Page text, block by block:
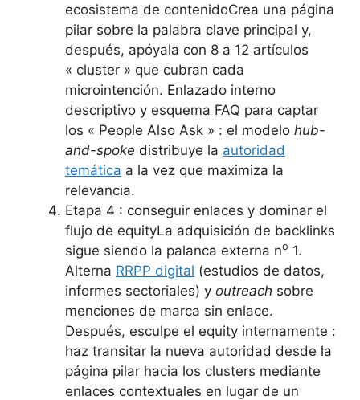
ecosistema de contenidoCrea una página
pilar sobre la palabra clave principal y,
después, apóyala con 8 a 12 artículos
« cluster » que cubran cada
microintención. Enlazado interno
descriptivo y esquema FAQ para captar
los « People Also Ask » : el modelo hub-
and-spoke distribuye la autoridad
temática a la vez que maximiza la
relevancia.
Etapa 4 : conseguir enlaces y dominar el
flujo de equityLa adquisición de backlinks
sigue siendo la palanca externa no 1.
Alterna RRPP digital (estudios de datos,
informes sectoriales) y outreach sobre
menciones de marca sin enlace.
Después, esculpe el equity internamente :
haz transitar la nueva autoridad desde la
página pilar hacia los clusters mediante
enlaces contextuales en lugar de un